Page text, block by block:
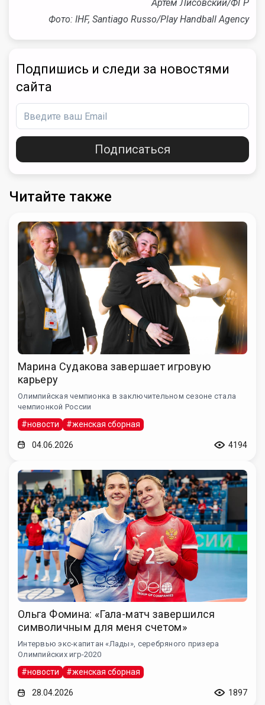
Артем Лисовский/ФГР
Фото: IHF, Santiago Russo/Play Handball Agency
Подпишись и следи за новостями
сайта
Подписаться
Читайте также
Марина Судакова завершает игровую
карьеру
Олимпийская чемпионка в заключительном сезоне стала
чемпионкой России
#новости #женская сборная
04.06.2026 4194
Ольга Фомина: «Гала-матч завершился
символичным для меня счетом»
Интервью экс-капитан «Лады», серебряного призера
Олимпийских игр-2020
#новости #женская сборная
28.04.2026 1897